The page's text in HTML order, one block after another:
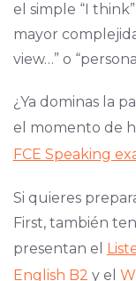
el simple “I
mayor
view…” o
¿Ya dominas la
el momento de
FCE Speaking
Si quieres
First, también
presentan el
English B2 y el